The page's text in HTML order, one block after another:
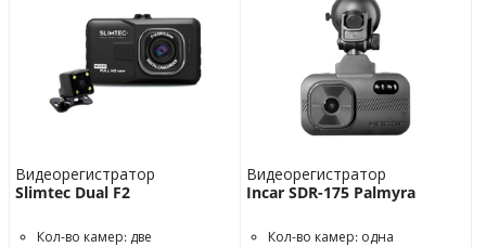
Видеорегистратор
Slimtec Dual F2
Кол-во камер: две
Видеорегистратор
Incar SDR-175 Palmyra
Кол-во камер: одна